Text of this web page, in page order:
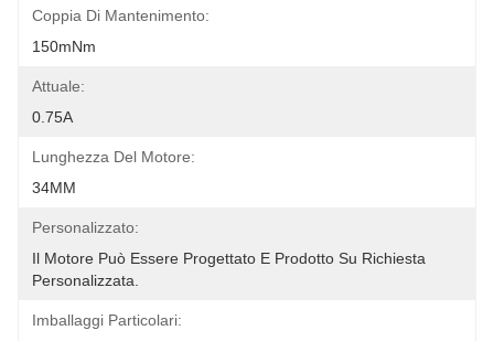
Coppia Di Mantenimento:
150mNm
Attuale:
0.75A
Lunghezza Del Motore:
34MM
Personalizzato:
Il Motore Può Essere Progettato E Prodotto Su Richiesta
Personalizzata.
Imballaggi Particolari: